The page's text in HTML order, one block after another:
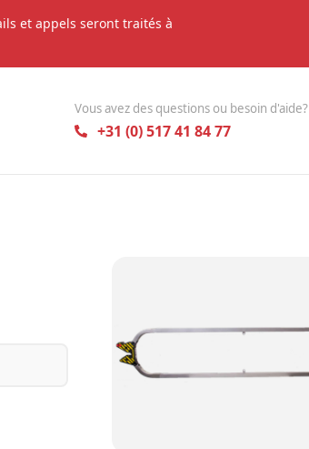
et appels seront traités à
Vous avez des questions ou besoin d'aide?
+31 (0) 517 41 84 77